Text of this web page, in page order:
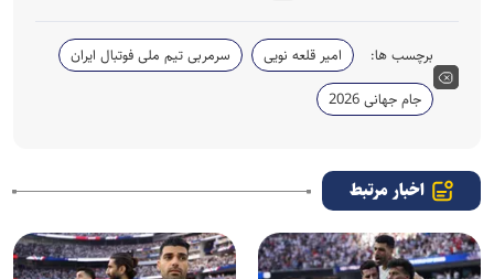
برچسب ها: امیر قلعه نویی
سرمربی تیم ملی فوتبال ایران
جام جهانی 2026
اخبار مرتبط